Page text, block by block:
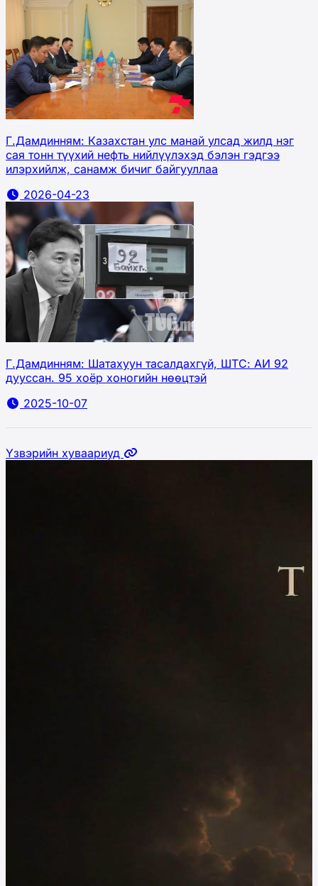
Г.Дамдинням: Казахстан улс манай улсад жилд нэг
сая тонн түүхий нефть нийлүүлэхэд бэлэн гэдгээ
илэрхийлж, санамж бичиг байгууллаа
2026-04-23
Г.Дамдинням: Шатахуун тасалдахгүй, ШТС: АИ 92
дууссан. 95 хоёр хоногийн нөөцтэй
2025-10-07
Үзвэрийн хуваариуд